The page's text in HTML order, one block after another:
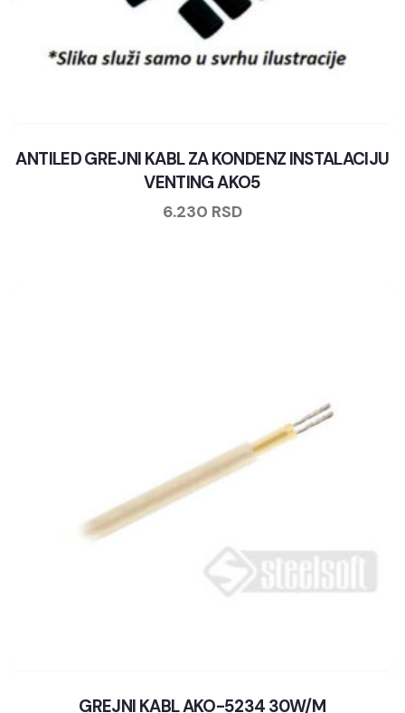
ANTILED GREJNI KABL ZA KONDENZ INSTALACIJU
VENTING AKO5
6.230 RSD
GREJNI KABL AKO-5234 30W/M